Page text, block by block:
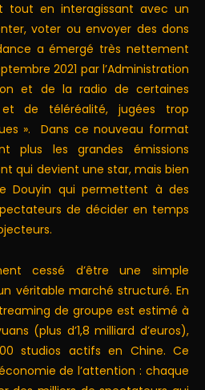
tout en interagissant avec un
voter ou envoyer des dons
a émergé très nettement
2021 par l’Administration
et de la radio de certaines
de téléréalité, jugées trop
». Dans ce nouveau format
plus les grandes émissions
qui devient une star, mais bien
Douyin qui permettent à des
de décider en temps
cessé d’être une simple
véritable marché structuré. En
de groupe est estimé à
(plus d’1,8 milliard d’euros),
studios actifs en Chine. Ce
de l’attention : chaque